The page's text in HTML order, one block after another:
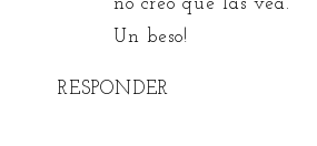
Un beso!
RESPONDER